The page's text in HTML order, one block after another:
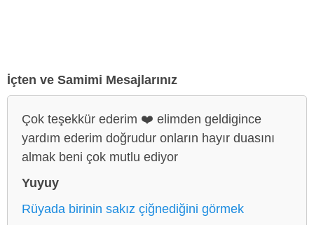
İçten ve Samimi Mesajlarınız
Çok teşekkür ederim ❤️ elimden geldigince
yardım ederim doğrudur onların hayır duasını
almak beni çok mutlu ediyor
Yuyuy
Rüyada birinin sakız çiğnediğini görmek